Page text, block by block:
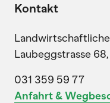
Kontakt
Laubeggstrasse
031 359 59 77
Anfahrt &